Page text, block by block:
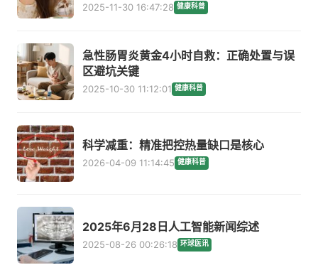
2025-11-30 16:47:28 健康科普
急性肠胃炎黄金4小时自救：正确处置与误
区避坑关键
2025-10-30 11:12:01 健康科普
科学减重：精准把控热量缺口是核心
2026-04-09 11:14:45 健康科普
2025年6月28日人工智能新闻综述
2025-08-26 00:26:18 环球医讯